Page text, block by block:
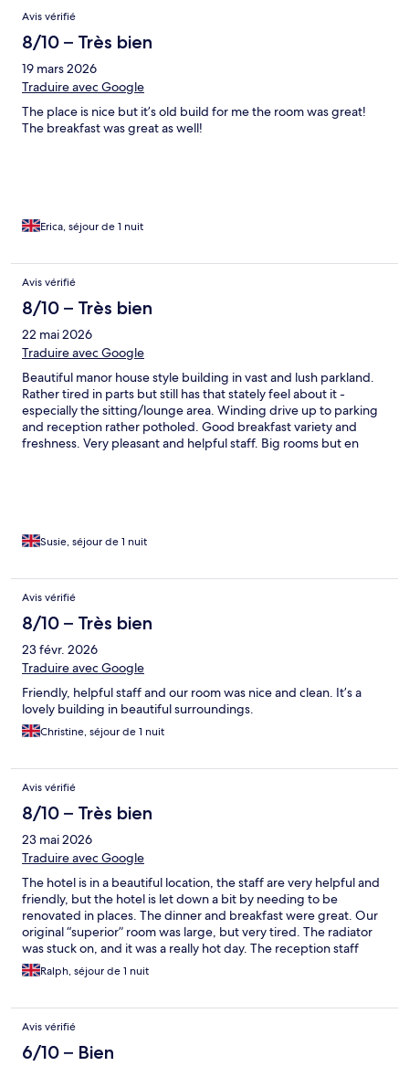
Avis vérifié
8/10 – Très bien
19 mars 2026
Traduire avec Google
The place is nice but it’s old build for me the room was great!
The breakfast was great as well!
Erica, séjour de 1 nuit
Avis vérifié
8/10 – Très bien
22 mai 2026
Traduire avec Google
Beautiful manor house style building in vast and lush parkland.
Rather tired in parts but still has that stately feel about it -
especially the sitting/lounge area. Winding drive up to parking
and reception rather potholed. Good breakfast variety and
freshness. Very pleasant and helpful staff. Big rooms but en
Susie, séjour de 1 nuit
Avis vérifié
8/10 – Très bien
23 févr. 2026
Traduire avec Google
Friendly, helpful staff and our room was nice and clean. It’s a
lovely building in beautiful surroundings.
Christine, séjour de 1 nuit
Avis vérifié
8/10 – Très bien
23 mai 2026
Traduire avec Google
The hotel is in a beautiful location, the staff are very helpful and
friendly, but the hotel is let down a bit by needing to be
renovated in places. The dinner and breakfast were great. Our
original “superior” room was large, but very tired. The radiator
was stuck on, and it was a really hot day. The reception staff
promptly moved us to what was actually a better more modern
room and thoughtfully compensated us. The hotel could be a
decor and upkeep of the place.
Ralph, séjour de 1 nuit
Avis vérifié
6/10 – Bien